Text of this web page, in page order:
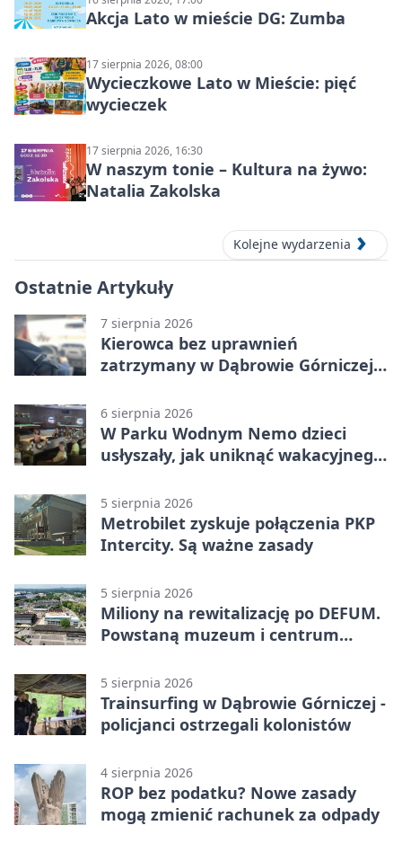
Akcja Lato w mieście DG: Zumba
17 sierpnia 2026, 08:00
Wycieczkowe Lato w Mieście: pięć
wycieczek
17 sierpnia 2026, 16:30
W naszym tonie – Kultura na żywo:
Natalia Zakolska
Kolejne wydarzenia
Ostatnie Artykuły
7 sierpnia 2026
Kierowca bez uprawnień
zatrzymany w Dąbrowie Górniczej.
6 sierpnia 2026
W Parku Wodnym Nemo dzieci
usłyszały, jak uniknąć wakacyjnego
5 sierpnia 2026
Metrobilet zyskuje połączenia PKP
Intercity. Są ważne zasady
5 sierpnia 2026
Miliony na rewitalizację po DEFUM.
Powstaną muzeum i centrum
5 sierpnia 2026
Trainsurfing w Dąbrowie Górniczej -
policjanci ostrzegali kolonistów
4 sierpnia 2026
ROP bez podatku? Nowe zasady
mogą zmienić rachunek za odpady